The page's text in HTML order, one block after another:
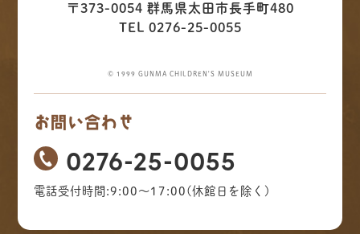
〒373-0054 群馬県太田市長手町480
TEL 0276-25-0055
© 1999 GUNMA CHILDREN'S MUSEUM
お問い合わせ
0276-25-0055
電話受付時間:9:00～17:00(休館日を除く)